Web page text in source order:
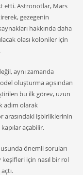
etti. Astronotlar, Mars
gezegenin
hakkında daha
olası koloniler için
aynı zamanda
oluşturma açısından
bu ilk görev, uzun
adım olarak
arasındaki işbirliklerinin
açabilir.
önemli soruları
keşifleri için nasıl bir rol